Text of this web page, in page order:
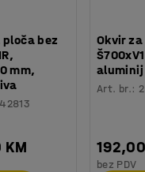
bez
mm,
KM
Okvir
aluminij
Art. br.:
bez PDV